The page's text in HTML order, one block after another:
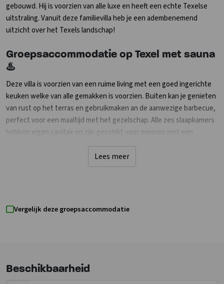
gebouwd. Hij is voorzien van alle luxe en heeft een echte Texelse
uitstraling. Vanuit deze familievilla heb je een adembenemend
uitzicht over het Texels landschap!
Groepsaccommodatie op Texel met sauna
♨️
Deze villa is voorzien van een ruime living met een goed ingerichte
keuken welke van alle gemakken is voorzien. Buiten kan je genieten
van rust op het terras en gebruikmaken an de aanwezige barbecue,
perfect voor een maaltijd met het gezelschap. Alle zes slaapkamers
hebben eigen sanitair en zijn geschikt voor mensen met een
zorgvraag. Ook is er in de woning een sauna aanwezig. Er zijn drie 12
persoons groepsaccommodatie op het terrein welke ook met elkaar
gekoppeld kunnen worden waardoor er een grotere groep kan
Samen wandelen door wandeltuin🌳
musea, gezellige dorpjes, oude land, maar ook veel activiteiten voor
iedereen.
Lees meer
Vergelijk deze groepsaccommodatie
Beschikbaarheid